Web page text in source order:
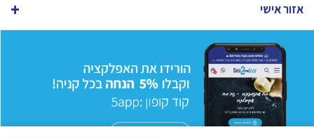
אזור אישי